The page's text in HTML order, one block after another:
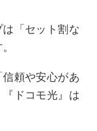
「セット割な
頼や安心があ
ドコモ光』は